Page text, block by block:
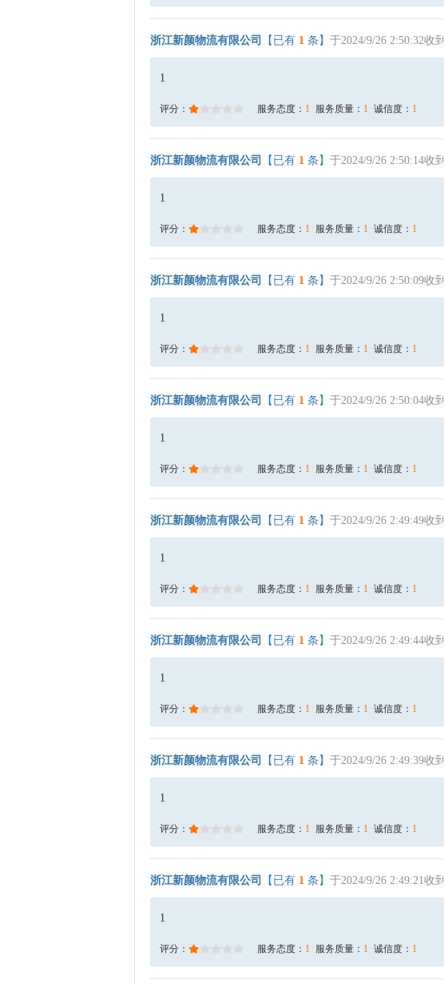
浙江新颜物流有限公司 【已有 1 条】 于2024/9/26 2:50:32收到
1
评分： 服务态度： 1 服务质量： 1 诚信度： 1
浙江新颜物流有限公司 【已有 1 条】 于2024/9/26 2:50:14收到
1
评分： 服务态度： 1 服务质量： 1 诚信度： 1
浙江新颜物流有限公司 【已有 1 条】 于2024/9/26 2:50:09收到
1
评分： 服务态度： 1 服务质量： 1 诚信度： 1
浙江新颜物流有限公司 【已有 1 条】 于2024/9/26 2:50:04收到
1
评分： 服务态度： 1 服务质量： 1 诚信度： 1
浙江新颜物流有限公司 【已有 1 条】 于2024/9/26 2:49:49收到
1
评分： 服务态度： 1 服务质量： 1 诚信度： 1
浙江新颜物流有限公司 【已有 1 条】 于2024/9/26 2:49:44收到
1
评分： 服务态度： 1 服务质量： 1 诚信度： 1
浙江新颜物流有限公司 【已有 1 条】 于2024/9/26 2:49:39收到
1
评分： 服务态度： 1 服务质量： 1 诚信度： 1
浙江新颜物流有限公司 【已有 1 条】 于2024/9/26 2:49:21收到
1
评分： 服务态度： 1 服务质量： 1 诚信度： 1